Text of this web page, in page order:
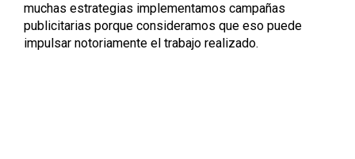
muchas estrategias implementamos campañas
publicitarias porque consideramos que eso puede
impulsar notoriamente el trabajo realizado.